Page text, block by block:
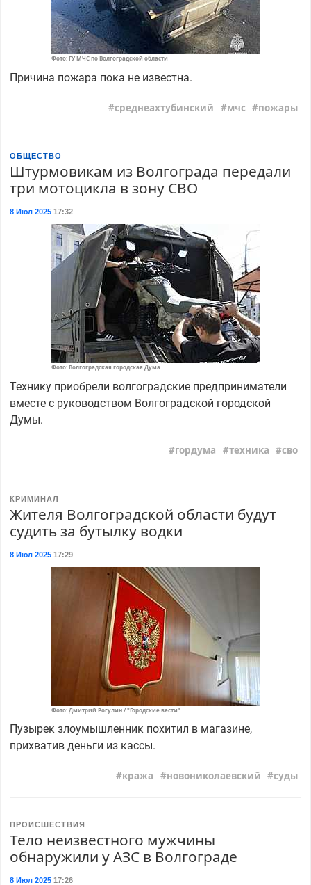
Фото: ГУ МЧС по Волгоградской области
Причина пожара пока не известна.
среднеахтубинский мчс пожары
ОБЩЕСТВО
Штурмовикам из Волгограда передали
три мотоцикла в зону СВО
8 Июл 202517:32
Фото: Волгоградская городская Дума
Технику приобрели волгоградские предприниматели
вместе с руководством Волгоградской городской
Думы.
гордума техника сво
КРИМИНАЛ
Жителя Волгоградской области будут
судить за бутылку водки
8 Июл 202517:29
Фото: Дмитрий Рогулин / "Городские вести"
Пузырек злоумышленник похитил в магазине,
прихватив деньги из кассы.
кража новониколаевский суды
ПРОИСШЕСТВИЯ
Тело неизвестного мужчины
обнаружили у АЗС в Волгограде
8 Июл 202517:26